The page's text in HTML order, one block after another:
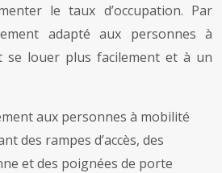
le taux d’occupation. Par
adapté aux personnes à
se louer plus facilement et à un
aux personnes à mobilité
des rampes d’accès, des
et des poignées de porte